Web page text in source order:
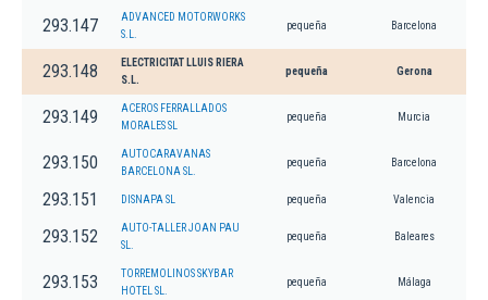
293.147
ADVANCED MOTORWORKS
S.L.
pequeña Barcelona
293.148
ELECTRICITAT LLUIS RIERA
S.L.
pequeña Gerona
293.149
ACEROS FERRALLADOS
MORALES SL
pequeña Murcia
293.150
AUTOCARAVANAS
BARCELONA SL.
pequeña Barcelona
293.151 DISNAPA SL pequeña Valencia
293.152
AUTO-TALLER JOAN PAU
SL.
pequeña Baleares
293.153
TORREMOLINOS SKYBAR
HOTEL SL.
pequeña Málaga